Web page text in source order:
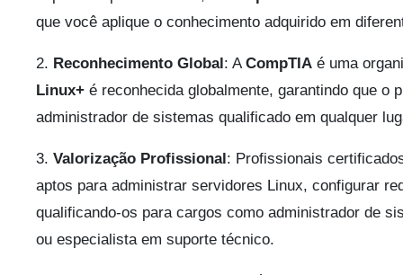
que você aplique o conhecimento adquirido em
2. Reconhecimento Global: ACompTIA é uma
Linux+ é reconhecida globalmente, garantindo que o
administrador de sistemas qualificado em qualquer
3. Valorização Profissional: Profissionais
aptos para administrar servidores Linux, configurar
qualificando-os para cargos como administrador de
ou especialista em suporte técnico.